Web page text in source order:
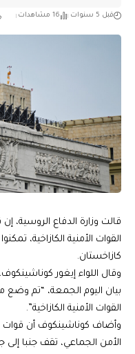
قبل 5 سنوات 16 مشاهدات
قالت وزارة الدفاع الروسية،
القوات الأمنية الكازاخية،
كازاخستان.
وقال اللواء إيغور
بيان اليوم الجمعة، “تم وضع
القوات الأمنية الكازاخية”.
وأضاف كوناشينكوف أن قوات
الأمن الجماعي، تقف جنبا إلى